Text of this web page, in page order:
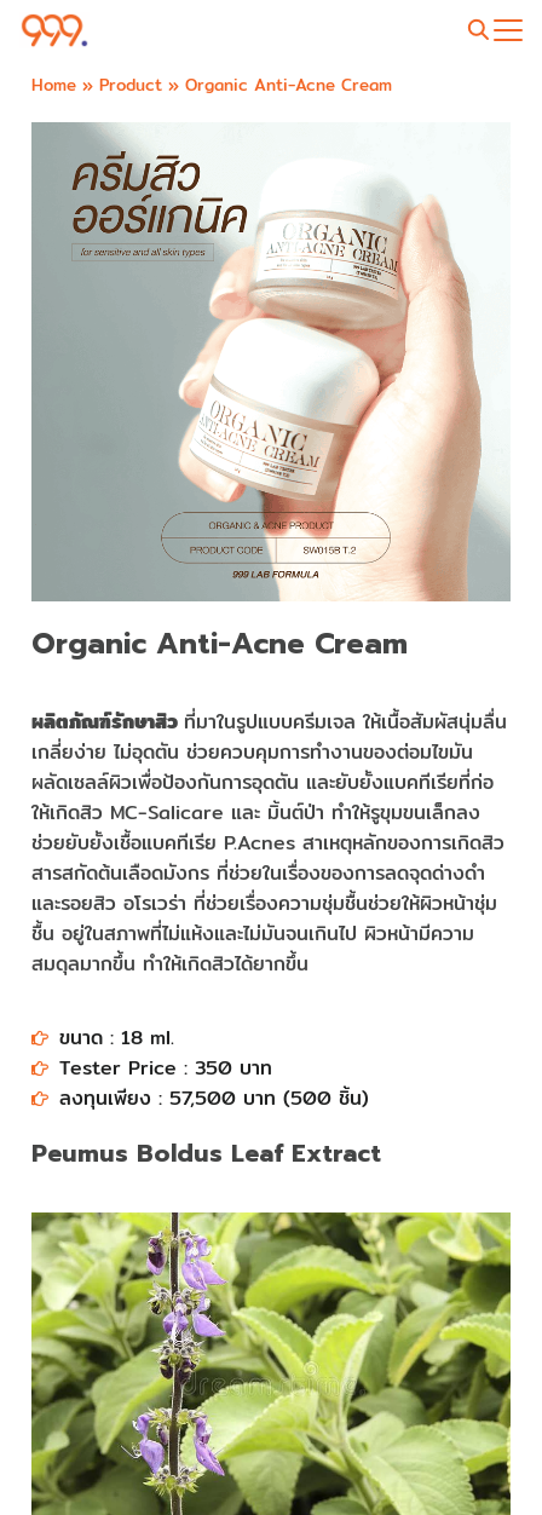
Home » Product » Organic Anti-Acne Cream
Organic Anti-Acne Cream
ผลิตภัณฑ์รักษาสิว ที่มาในรูปแบบครีมเจล ให้เนื้อสัมผัสนุ่มลื่น
เกลี่ยง่าย ไม่อุดตัน ช่วยควบคุมการทำงานของต่อมไขมัน
ผลัดเซลล์ผิวเพื่อป้องกันการอุดตัน และยับยั้งแบคทีเรียที่ก่อ
ให้เกิดสิว MC-Salicare และ มิ้นต์ป่า ทำให้รูขุมขนเล็กลง
ช่วยยับยั้งเชื้อแบคทีเรีย P.Acnes สาเหตุหลักของการเกิดสิว
สารสกัดต้นเลือดมังกร ที่ช่วยในเรื่องของการลดจุดด่างดำ
และรอยสิว อโรเวร่า ที่ช่วยเรื่องความชุ่มชื้นช่วยให้ผิวหน้าชุ่ม
ชื้น อยู่ในสภาพที่ไม่แห้งและไม่มันจนเกินไป ผิวหน้ามีความ
สมดุลมากขึ้น ทำให้เกิดสิวได้ยากขึ้น
ขนาด : 18 ml.
Tester Price : 350 บาท
ลงทุนเพียง : 57,500 บาท (500 ชิ้น)
Peumus Boldus Leaf Extract